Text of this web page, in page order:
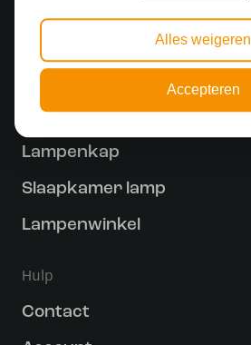
Binnenverlichting
Buitenverlichting
Railverlichting
Lampenkap
Slaapkamer lamp
Lampenwinkel
Hulp
Contact
Alles weigeren
Accepteren